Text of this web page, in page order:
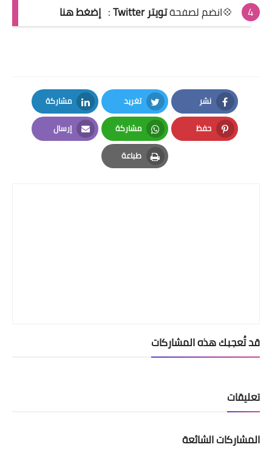
💠انضم لصفحةتويتر Twitter : إضغط هنا
نشر
Facebook
تغريد
Twitter
مشاركة
LinkedIn
حفظ
Pinterest
مشاركة
Whatsapp
إرسال
Email
طباعة
Print
قد تُعجبك هذه المشاركات
تعليقات
المشاركات الشائعة